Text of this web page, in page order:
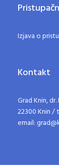
Izjava o
Kontakt
Grad Knin,
22300 Knin /
email: